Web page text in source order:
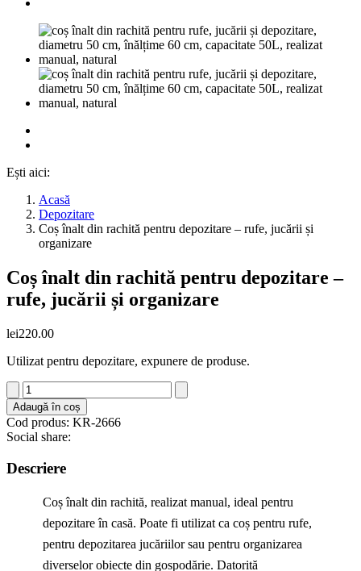
Ești aici:
Acasă
Depozitare
Coș înalt din rachită pentru depozitare – rufe, jucării și
organizare
Coș înalt din rachită pentru depozitare –
rufe, jucării și organizare
lei220.00
Utilizat pentru depozitare, expunere de produse.
Cantitate
Coș
înalt
din
rachită
pentru
depozitare
organizare
Adaugă în coș
Cod produs: KR-2666
Social share:
Descriere
Coș înalt din rachită, realizat manual, ideal pentru
depozitare în casă. Poate fi utilizat ca coș pentru rufe,
pentru depozitarea jucăriilor sau pentru organizarea
diverselor obiecte din gospodărie. Datorită